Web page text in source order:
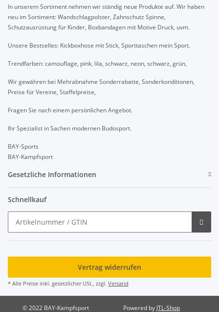
In unserem Sortiment nehmen wir ständig neue Produkte auf. Wir haben
neu im Sortiment: Wandschlagpolster, Zahnschutz Spinne,
Schutzausrüstung für Kinder, Boxbandagen mit Motive Druck, uvm.
Unsere Bestselles: Kickboxhose mit Stick, Sporttaschen mein Sport.
Trendfarben: camouflage, pink, lila, schwarz, neon, schwarz, grün,
Wir gewähren bei Mehrabnahme Sonderrabatte, Sonderkonditionen,
Preise für Vereine, Staffelpreise,
Fragen Sie nach einem persönlichen Angebot.
Ihr Spezialist in Sachen modernen Budosport.
BAY-Sports
BAY-Kampfsport
Gesetzliche Informationen
Schnellkauf
Vertrag widerrufen
* Alle Preise inkl. gesetzlicher USt., zzgl. Versand
© 2022 BAY-Kampfsport Powered by JTL-Shop